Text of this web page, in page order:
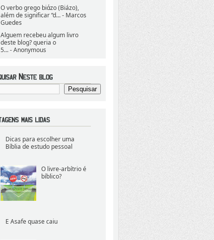
O verbo grego biάzo (Biázo),
além de significar “d...- Marcos
Guedes
Alguem recebeu algum livro
deste blog? queria o
5...- Anonymous
Dicas para escolher uma
Bíblia de estudo pessoal
O livre-arbítrio é
bíblico?
E Asafe quase caiu